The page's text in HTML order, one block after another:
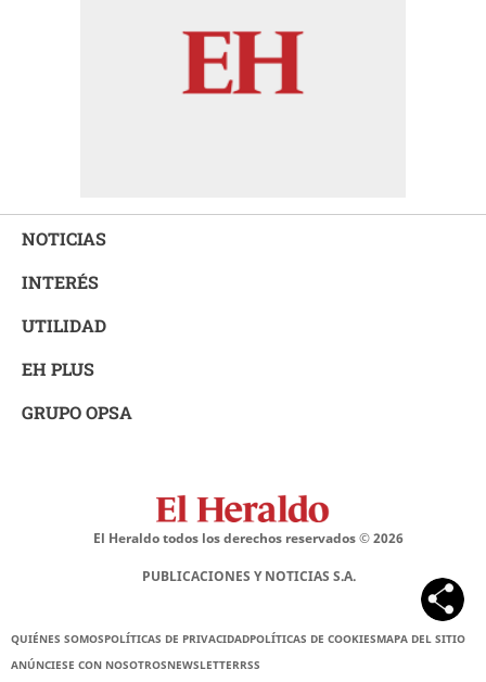
NOTICIAS
INTERÉS
UTILIDAD
EH PLUS
GRUPO OPSA
El Heraldo todos los derechos reservados ©2026
PUBLICACIONES Y NOTICIAS S.A.
QUIÉNES SOMOSPOLÍTICAS DE PRIVACIDADPOLÍTICAS DE COOKIESMAPA DEL SITIO
ANÚNCIESE CON NOSOTROSNEWSLETTERRSS